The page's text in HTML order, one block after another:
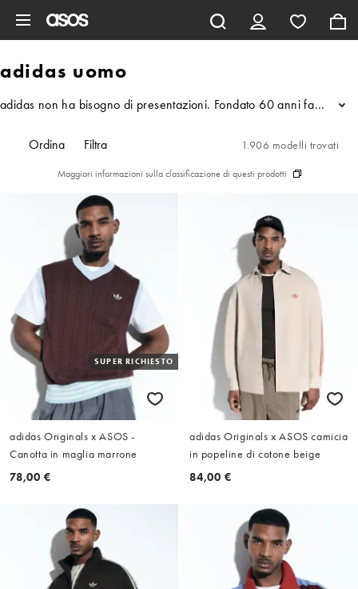
adidas uomo
adidas non ha bisogno di presentazioni. Fondato 60 anni fa da
...
Ordina Filtra 1.906 modelli trovati
Maggiori informazioni sulla classificazione di questi prodotti
SUPER RICHIESTO
adidas Originals x ASOS -
Canotta in maglia marrone
78,00 €
adidas Originals x ASOS camicia
in popeline di cotone beige
84,00 €